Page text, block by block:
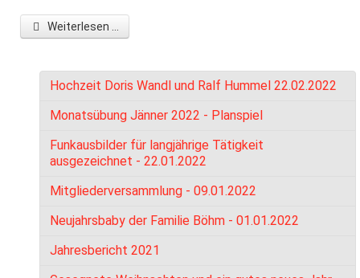
Weiterlesen ...
Hochzeit Doris Wandl und Ralf Hummel 22.02.2022
Monatsübung Jänner 2022 - Planspiel
Funkausbilder für langjährige Tätigkeit
ausgezeichnet - 22.01.2022
Mitgliederversammlung - 09.01.2022
Neujahrsbaby der Familie Böhm - 01.01.2022
Jahresbericht 2021